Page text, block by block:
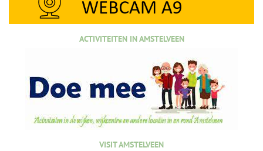
ACTIVITEITEN IN AMSTELVEEN
VISIT AMSTELVEEN